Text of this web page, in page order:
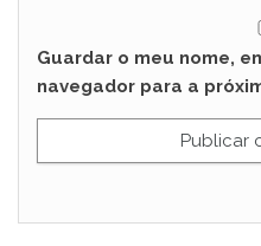
Guardar o meu nome,
navegador para a